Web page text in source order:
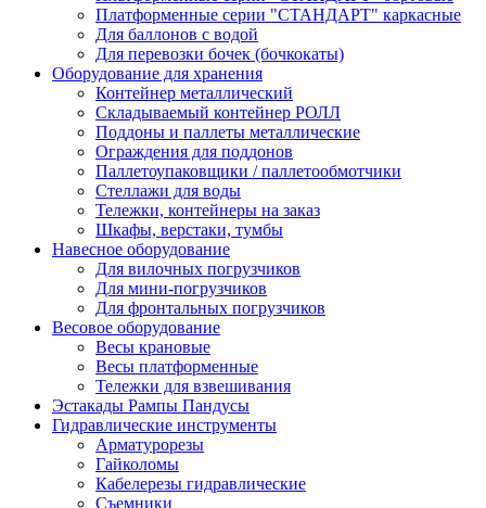
Платформенные серии "СТАНДАРТ" каркасные
Для баллонов с водой
Для перевозки бочек (бочкокаты)
Оборудование для хранения
Контейнер металлический
Складываемый контейнер РОЛЛ
Поддоны и паллеты металлические
Ограждения для поддонов
Паллетоупаковщики / паллетообмотчики
Стеллажи для воды
Тележки, контейнеры на заказ
Шкафы, верстаки, тумбы
Навесное оборудование
Для вилочных погрузчиков
Для мини-погрузчиков
Для фронтальных погрузчиков
Весовое оборудование
Весы крановые
Весы платформенные
Тележки для взвешивания
Эстакады Рампы Пандусы
Гидравлические инструменты
Арматурорезы
Гайколомы
Кабелерезы гидравлические
Съемники